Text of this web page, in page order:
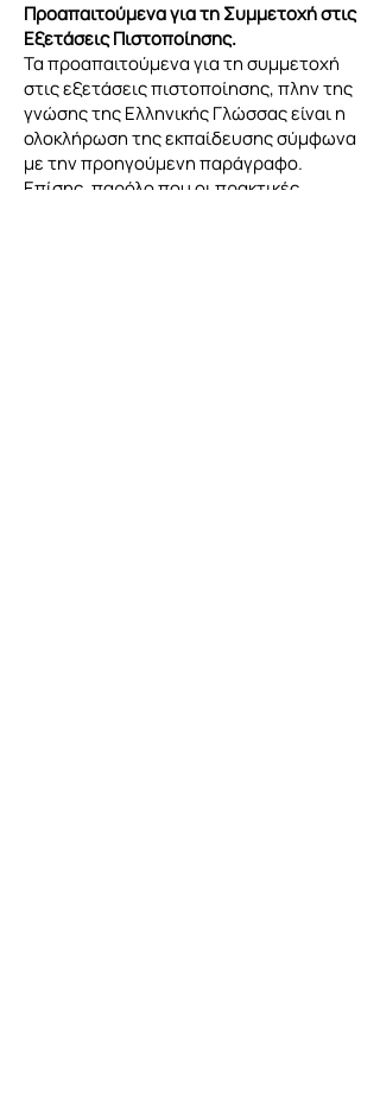
Προαπαιτούμενα για τη Συμμετοχή στις
Εξετάσεις Πιστοποίησης.
Τα προαπαιτούμενα για τη συμμετοχή
στις εξετάσεις πιστοποίησης, πλην της
γνώσης της Ελληνικής Γλώσσας είναι η
ολοκλήρωση της εκπαίδευσης σύμφωνα
με την προηγούμενη παράγραφο.
Επίσης, παρόλο που οι πρακτικές